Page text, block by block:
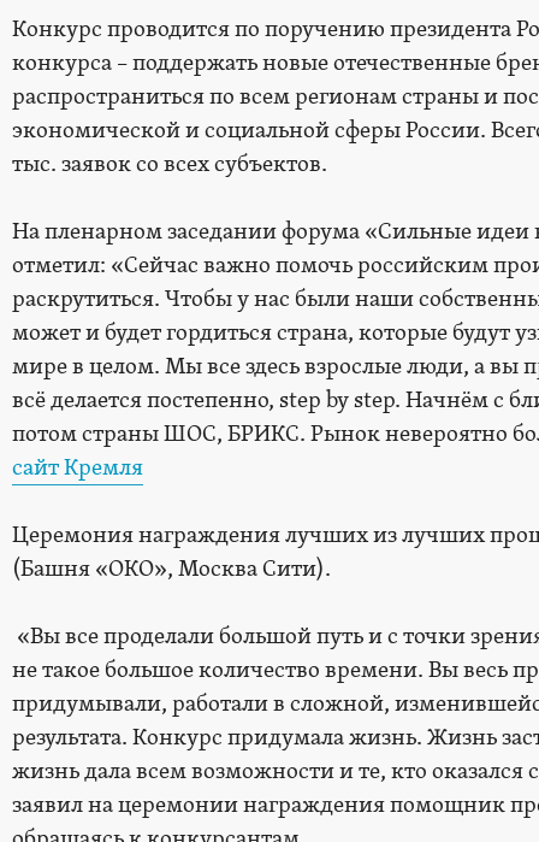
Конкурс проводится по поручению президента
конкурса – поддержать новые отечественные
распространиться по всем регионам страны и
экономической и социальной сферы России.
тыс. заявок со всех субъектов.
На пленарном заседании форума «Сильные
отметил: «Сейчас важно помочь российским
раскрутиться. Чтобы у нас были наши
может и будет гордиться страна, которые будут
мире в целом. Мы все здесь взрослые люди, а вы
всё делается постепенно, step by step. Начнём с
потом страны ШОС, БРИКС. Рынок невероятно
сайт Кремля
Церемония награждения лучших из лучших
(Башня «ОКО», Москва Сити).
«Вы все проделали большой путь и с точки
не такое большое количество времени. Вы весь
придумывали, работали в сложной,
результата. Конкурс придумала жизнь. Жизнь
жизнь дала всем возможности и те, кто
заявил на церемонии награждения помощник